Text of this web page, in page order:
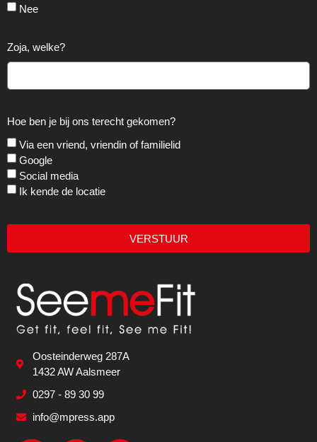
Nee
Zoja, welke?
Hoe ben je bij ons terecht gekomen?
Via een vriend, vriendin of familielid
Google
Social media
Ik kende de locatie
VERSTUUR
Oosteinderweg 287A
1432 AW Aalsmeer
0297 - 89 30 99
info@mpress.app